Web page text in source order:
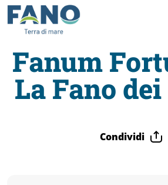
Fano
Fanum
La Fano
Condividi